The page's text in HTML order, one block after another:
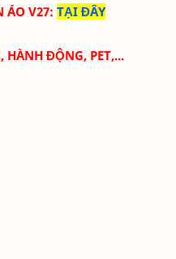
ÁO V27: TẠI ĐÂY
HÀNH ĐỘNG, PET,...